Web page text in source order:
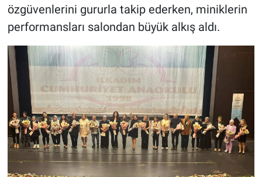
özgüvenlerini gururla takip ederken, miniklerin
performansları salondan büyük alkış aldı.